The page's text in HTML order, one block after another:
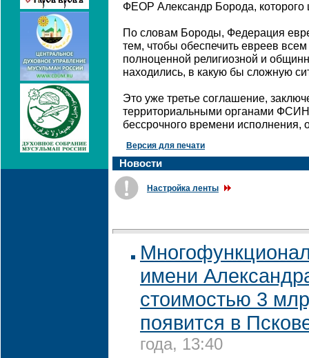
ФЕОР Александр Борода, которого
По словам Бороды, Федерация
тем, чтобы обеспечить евреев
полноценной религиозной и
находились, в какую бы сложную
Это уже третье соглашение,
территориальными органами
бессрочного времени исполнения,
Версия для печати
Новости
Настройка ленты
имени
стоимостью 3
появится в
года, 13:40